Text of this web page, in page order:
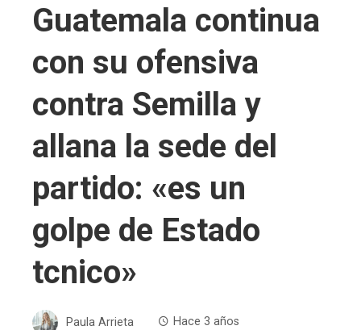
Guatemala continua
con su ofensiva
contra Semilla y
allana la sede del
partido: «es un
golpe de Estado
tcnico»
Paula Arrieta Hace 3 años